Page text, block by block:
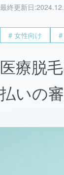
最終更新日:
# 女性向け #
医療脱
払いの